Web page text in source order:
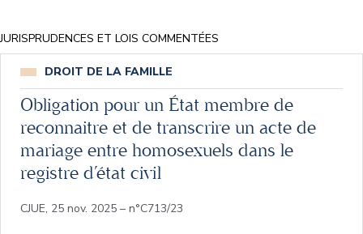
JURISPRUDENCES ET LOIS COMMENTÉES
DROIT DE LA FAMILLE
Obligation pour un État membre de
reconnaitre et de transcrire un acte de
mariage entre homosexuels dans le
registre d’état civil
CJUE, 25 nov. 2025 – n°C713/23